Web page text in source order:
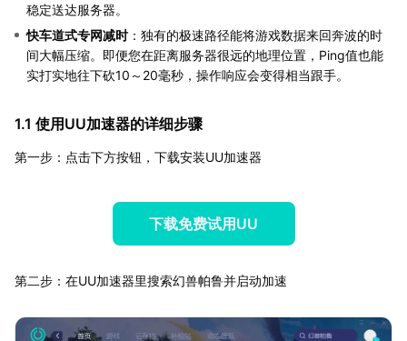
稳定送达服务器。
快车道式专网减时：独有的极速路径能将游戏数据来回奔波的时
间大幅压缩。即便您在距离服务器很远的地理位置，Ping值也能
实打实地往下砍10～20毫秒，操作响应会变得相当跟手。
1.1 使用UU加速器的详细步骤
第一步：点击下方按钮，下载安装UU加速器
下载免费试用UU
第二步：在UU加速器里搜索幻兽帕鲁并启动加速